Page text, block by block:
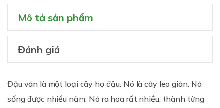
Mô tả sản phẩm
Đánh giá
Đậu ván là một loại cây họ đậu. Nó là cây leo giàn. Nó
sống được nhiều năm. Nó ra hoa rất nhiều, thành từng